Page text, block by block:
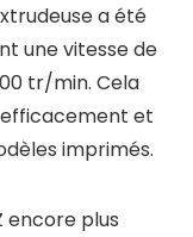
a été
une vitesse de
tr/min. Cela
et
imprimés.
encore plus